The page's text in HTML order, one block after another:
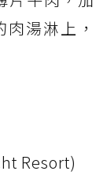
湯淋上，
Resort)